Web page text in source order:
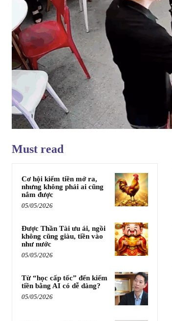
Must read
Cơ hội kiếm tiền mở ra,
nhưng không phải ai cũng
nắm được
05/05/2026
Được Thần Tài ưu ái, ngồi
không cũng giàu, tiền vào
như nước
05/05/2026
Từ “học cấp tốc” đến kiếm
tiền bằng AI có dễ dàng?
05/05/2026